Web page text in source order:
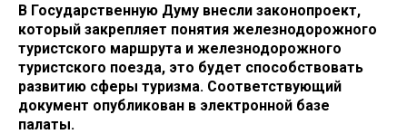
В Государственную Думу внесли законопроект,
который закрепляет понятия железнодорожного
туристского маршрута и железнодорожного
туристского поезда, это будет способствовать
развитию сферы туризма. Соответствующий
документ опубликован в электронной базе
палаты.